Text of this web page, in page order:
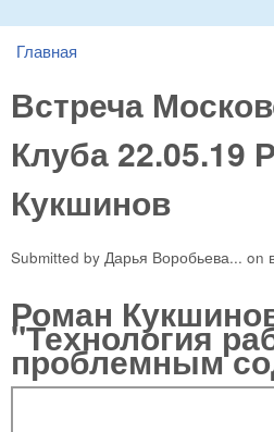
You are here
Главная
Встреча
Клуба 22.05.19
Кукшинов
Submitted by Дарья Воробьева... on
Роман
"Технология
проблемным